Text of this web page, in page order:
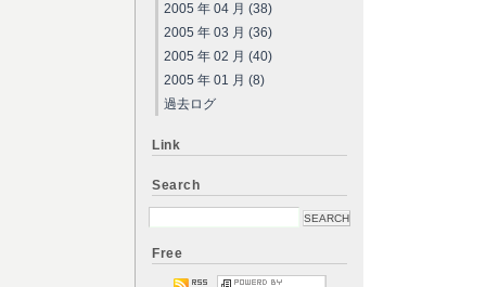
2005 年 04 月 (38)
2005 年 03 月 (36)
2005 年 02 月 (40)
2005 年 01 月 (8)
過去ログ
Link
Search
Free